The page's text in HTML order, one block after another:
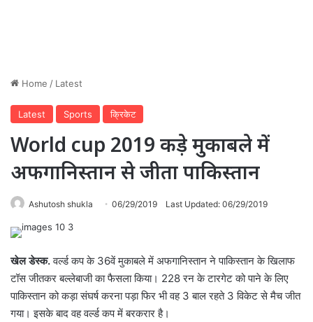
Home / Latest
Latest Sports क्रिकेट
World cup 2019 कड़े मुकाबले में
अफगानिस्तान से जीता पाकिस्तान
Ashutosh shukla 06/29/2019 Last Updated: 06/29/2019
खेल डेस्क.वर्ल्ड कप के 36वें मुकाबले में अफगानिस्तान ने पाकिस्तान के खिलाफ
टॉस जीतकर बल्लेबाजी का फैसला किया। 228 रन के टारगेट को पाने के लिए
पाकिस्तान को कड़ा संघर्ष करना पड़ा फिर भी वह 3 बाल रहते 3 विकेट से मैच जीत
गया। इसके बाद वह वर्ल्ड कप में बरकरार है।